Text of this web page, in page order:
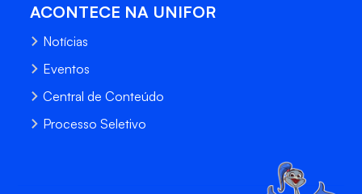
ACONTECE NA UNIFOR
Notícias
Eventos
Central de Conteúdo
Processo Seletivo